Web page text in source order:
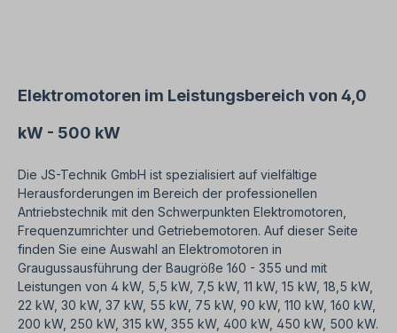
zusenden. Alle Produktfotos sind unverbindliche
Beispiele! Technische Änderungen vorbehalten.
Elektromotoren im Leistungsbereich von 4,0
kW - 500 kW
Die JS-Technik GmbH ist spezialisiert auf vielfältige
Herausforderungen im Bereich der professionellen
Antriebstechnik mit den Schwerpunkten Elektromotoren,
Frequenzumrichter und Getriebemotoren. Auf dieser Seite
finden Sie eine Auswahl an Elektromotoren in
Graugussausführung der Baugröße 160 - 355 und mit
Leistungen von 4 kW, 5,5 kW, 7,5 kW, 11 kW, 15 kW, 18,5 kW,
22 kW, 30 kW, 37 kW, 55 kW, 75 kW, 90 kW, 110 kW, 160 kW,
200 kW, 250 kW, 315 kW, 355 kW, 400 kW, 450 kW, 500 kW.